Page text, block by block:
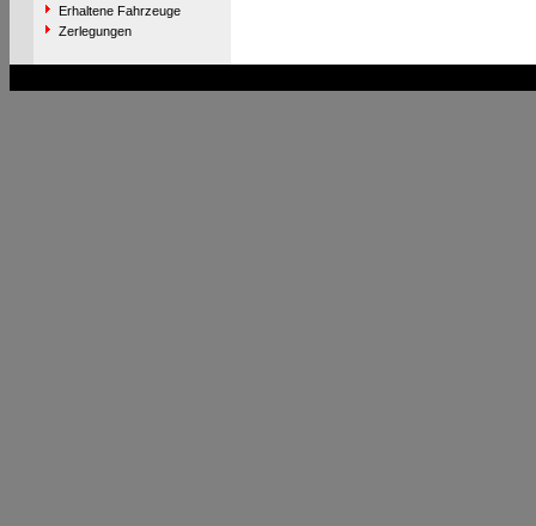
Erhaltene Fahrzeuge
Zerlegungen